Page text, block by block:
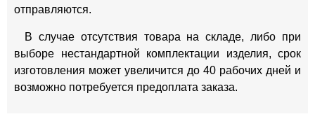
отправляются.
В случае отсутствия товара на складе, либо при
выборе нестандартной комплектации изделия, срок
изготовления может увеличится до 40 рабочих дней и
возможно потребуется предоплата заказа.